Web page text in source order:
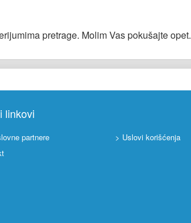
pretrage. Molim Vas pokušajte opet.
linkovi
partnere
> Uslovi korišćenja